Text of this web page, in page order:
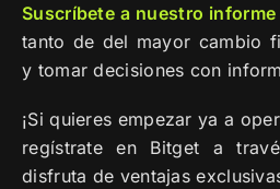
Suscríbete a nuestro informe
tanto de del mayor cambio
y tomar decisiones con
¡Si quieres empezar ya a
regístrate en Bitget a
disfruta de ventajas